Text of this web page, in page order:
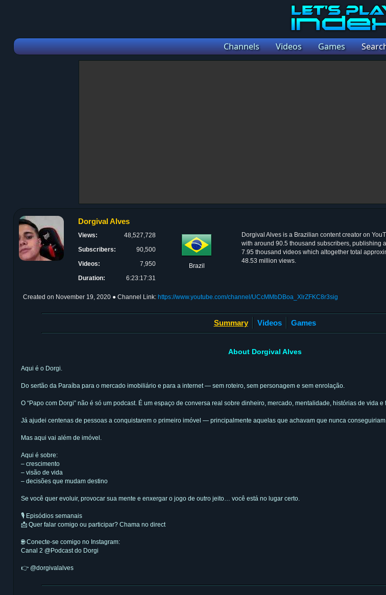
Channels Videos Games
Dorgival Alves
Views:
48,527,728
Subscribers:
90,500
Videos:
7,950
Duration:
6:23:17:31
Brazil
Dorgival Alves is a Brazilian content creator on
with around 90.5 thousand subscribers, publishing
7.95 thousand videos which altogether total
48.53 million views.
Created on November 19, 2020 ● Channel Link: https://www.youtube.com/channel/UCcMMbDBoa_XlrZFKC8r3sig
Summary Videos Games
About Dorgival Alves
Aqui é o Dorgi.
Do sertão da Paraíba para o mercado imobiliário e para a internet — sem roteiro, sem personagem e sem enrolação.
O “Papo com Dorgi” não é só um podcast. É um espaço de conversa real sobre dinheiro, mercado, mentalidade, histórias de vida
Já ajudei centenas de pessoas a conquistarem o primeiro imóvel — principalmente aquelas que achavam que nunca
Mas aqui vai além de imóvel.
Aqui é sobre:
– crescimento
– visão de vida
– decisões que mudam destino
Se você quer evoluir, provocar sua mente e enxergar o jogo de outro jeito… você está no lugar certo.
🎙️ Episódios semanais
📩 Quer falar comigo ou participar? Chama no direct
🌐 Conecte-se comigo no Instagram:
Canal 2 @Podcast do Dorgi
👉 @dorgivalalves